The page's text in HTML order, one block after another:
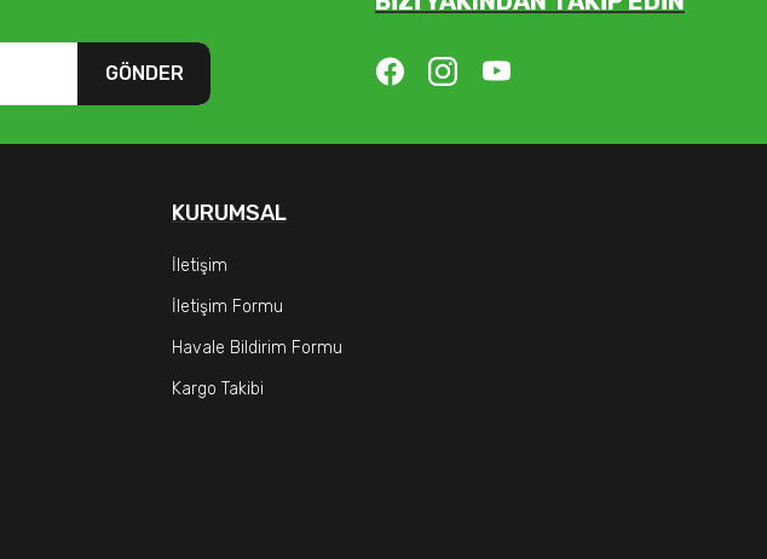
GÖNDER
KURUMSAL
İletişim
İletişim Formu
Havale Bildirim Formu
Kargo Takibi